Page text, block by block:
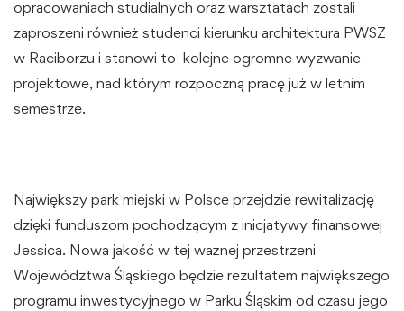
opracowaniach studialnych oraz warsztatach zostali
zaproszeni również studenci kierunku architektura PWSZ
w Raciborzu i stanowi to kolejne ogromne wyzwanie
projektowe, nad którym rozpoczną pracę już w letnim
semestrze.
Największy park miejski w Polsce przejdzie rewitalizację
dzięki funduszom pochodzącym z inicjatywy finansowej
Jessica. Nowa jakość w tej ważnej przestrzeni
Województwa Śląskiego będzie rezultatem największego
programu inwestycyjnego w Parku Śląskim od czasu jego